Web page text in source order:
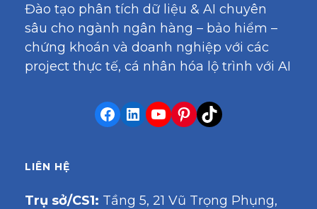
Đào tạo phân tích dữ liệu & AI chuyên
sâu cho ngành ngân hàng – bảo hiểm –
chứng khoán và doanh nghiệp với các
project thực tế, cá nhân hóa lộ trình với AI
LIÊN HỆ
Trụ sở/CS1: Tầng 5, 21 Vũ Trọng Phụng,